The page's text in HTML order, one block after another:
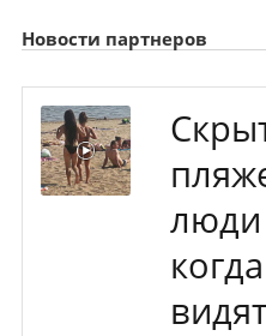
Новости партнеров
люди